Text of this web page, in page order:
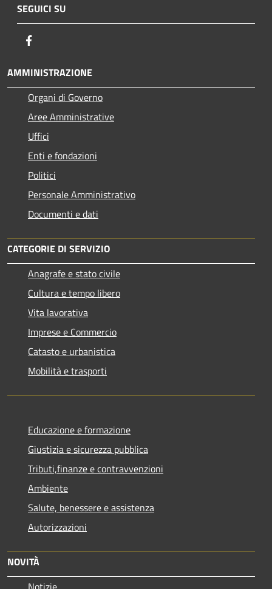
SEGUICI SU
AMMINISTRAZIONE
Organi di Governo
Aree Amministrative
Uffici
Enti e fondazioni
Politici
Personale Amministrativo
Documenti e dati
CATEGORIE DI SERVIZIO
Anagrafe e stato civile
Cultura e tempo libero
Vita lavorativa
Imprese e Commercio
Catasto e urbanistica
Mobilità e trasporti
Educazione e formazione
Giustizia e sicurezza pubblica
Tributi,finanze e contravvenzioni
Ambiente
Salute, benessere e assistenza
Autorizzazioni
NOVITÀ